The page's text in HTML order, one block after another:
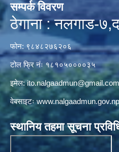
सम्पर्क विवरण
ठेगाना : नलगाड-
फोन: ९८४८२७६२०६
टोल फ्रि नंः १८१०५००००३५
इमेल:ito.nalgaadmun@gmail.com
वेबसाइटःwww.nalgaadmun.gov.np
स्थानिय तहमा सूचना